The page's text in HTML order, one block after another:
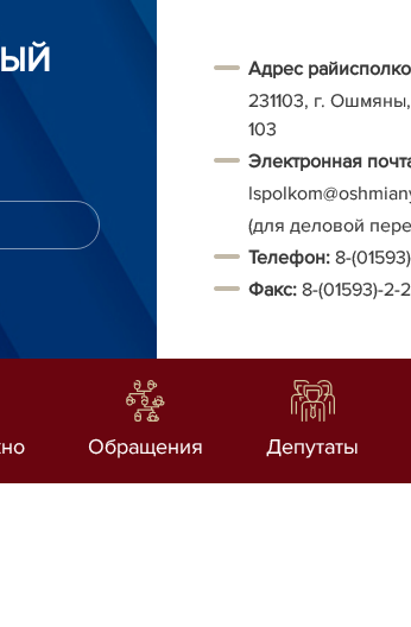
Адрес
231103, г.
103
Электронная
(для деловой
Телефон: 8-
Факс: 8-(01593)-2-
Обращения Депутаты